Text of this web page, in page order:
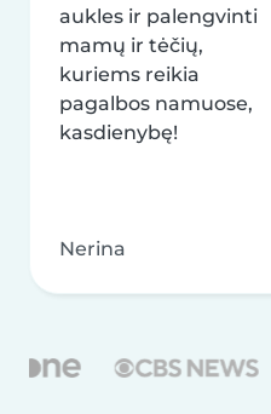
aukles ir palengvinti
mamų ir tėčių,
kuriems reikia
pagalbos namuose,
kasdienybę!
Nerina